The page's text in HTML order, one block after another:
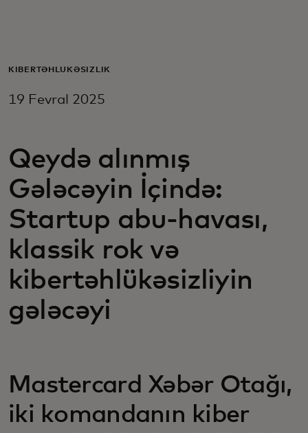
Biznes üçün
Yenilikçilər üçün
Xəbərlər və trendlər
KIBERTƏHLÜKƏSIZLIK
19 Fevral 2025
Qeydə alınmış
Gələcəyin İçində:
Startup abu-havası,
klassik rok və
kibertəhlükəsizliyin
gələcəyi
Mastercard Xəbər Otağı,
iki komandanın kiber